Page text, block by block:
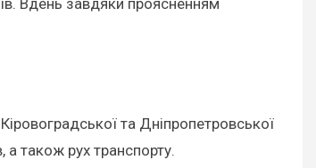
Вдень завдяки проясненням
та Дніпропетровської
а також рух транспорту.